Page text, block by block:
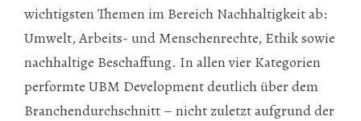
wichtigsten Themen im Bereich Nachhaltigkeit ab:
Umwelt, Arbeits- und Menschenrechte, Ethik sowie
nachhaltige Beschaffung. In allen vier Kategorien
performte UBM Development deutlich über dem
Branchendurchschnitt – nicht zuletzt aufgrund der